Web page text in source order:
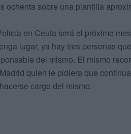
ochenta sobre una plantilla
en Ceuta será el próximo
lugar, ya hay tres personas
del mismo. El mismo
quien le pidiera que
cargo del mismo.